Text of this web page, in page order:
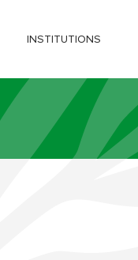
INSTITUTIONS